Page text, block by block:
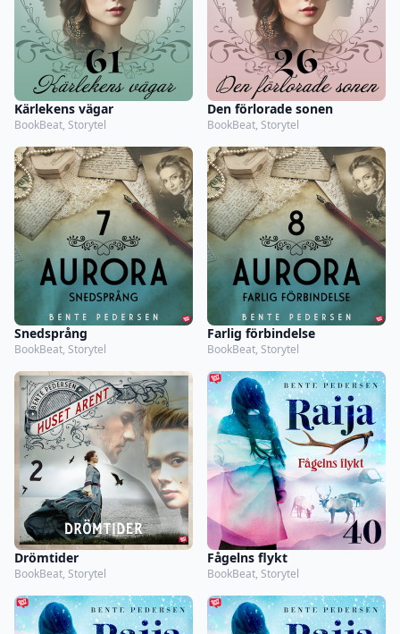
Kärlekens vägar
BookBeat, Storytel
Den förlorade sonen
BookBeat, Storytel
Snedsprång
BookBeat, Storytel
Farlig förbindelse
BookBeat, Storytel
Drömtider
BookBeat, Storytel
Fågelns flykt
BookBeat, Storytel